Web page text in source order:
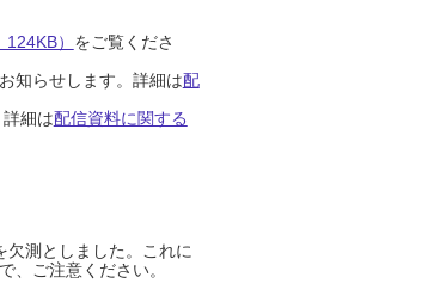
） をご覧くださ
知らせします。詳細は配
細は配信資料に関する
測としました。これに
、ご注意ください。